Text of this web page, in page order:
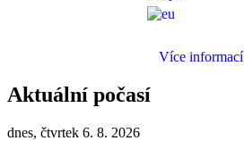
Více informací
Aktuální počasí
dnes, čtvrtek 6. 8. 2026